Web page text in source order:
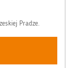
Pradze.